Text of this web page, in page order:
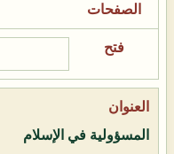
المسؤولية في الإسلام